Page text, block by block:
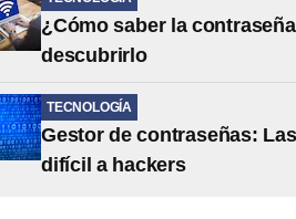
¿Cómo saber la
descubrirlo
TECNOLOGÍA
Gestor de contraseñas:
difícil a hackers